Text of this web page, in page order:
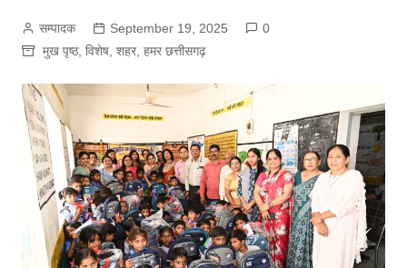
सम्पादक September 19, 2025
0
मुख पृष्ठ, विशेष, शहर, हमर छत्तीसगढ़